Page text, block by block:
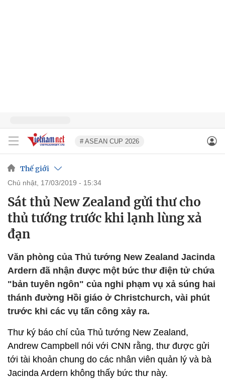
# ASEAN CUP 2026
Thế giới
chủ nhật, 17/03/2019 - 15:34
Sát thủ New Zealand gửi thư cho
thủ tướng trước khi lạnh lùng xả
đạn
Văn phòng của Thủ tướng New Zealand Jacinda
Ardern đã nhận được một bức thư điện tử chứa
"bản tuyên ngôn" của nghi phạm vụ xả súng hai
thánh đường Hồi giáo ở Christchurch, vài phút
trước khi các vụ tấn công xảy ra.
Thư ký báo chí của Thủ tướng New Zealand,
Andrew Campbell nói với CNN rằng, thư được gửi
tới tài khoản chung do các nhân viên quản lý và bà
Jacinda Ardern không thấy bức thư này.